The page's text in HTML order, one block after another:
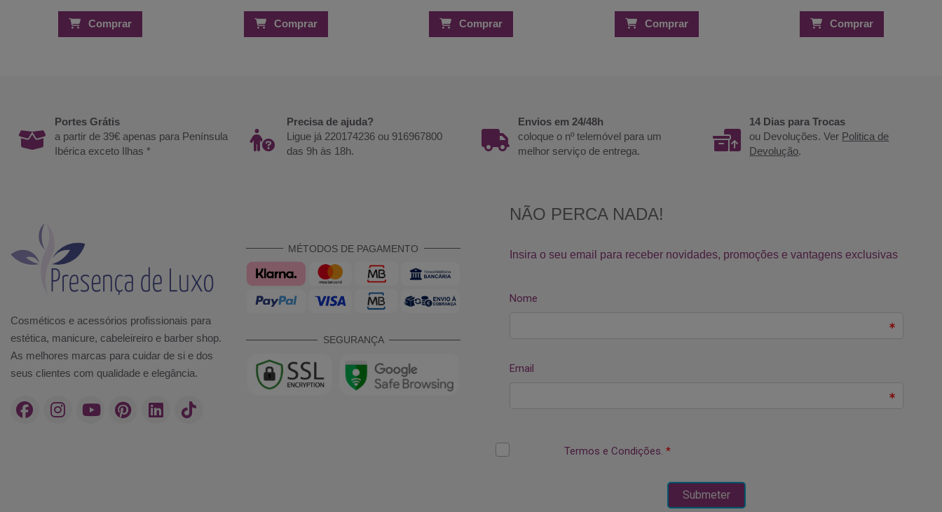
Comprar Comprar Comprar Comprar Comprar
Portes Grátis
a partir de 39€ apenas para Península
Ibérica exceto Ilhas *
Precisa de ajuda?
Ligue já 220174236 ou 916967800
das 9h às 18h.
Envios em 24/48h
coloque o nº telemóvel para um
melhor serviço de entrega.
14 Dias para Trocas
ou Devoluções. Ver Politica de
Devolução.
Cosméticos e acessórios profissionais para
estética, manicure, cabeleireiro e barber shop.
As melhores marcas para cuidar de si e dos
seus clientes com qualidade e elegância.
MÉTODOS DE PAGAMENTO
SEGURANÇA